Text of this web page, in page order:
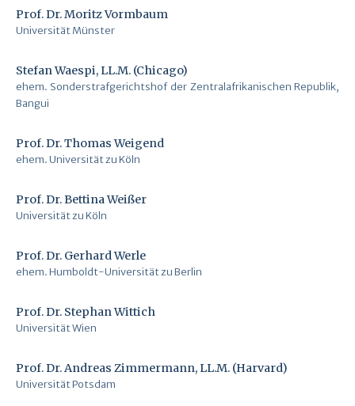
Prof. Dr. Moritz Vormbaum
Universität Münster
Stefan Waespi, LL.M. (Chicago)
ehem. Sonderstrafgerichtshof der Zentralafrikanischen Republik,
Bangui
Prof. Dr. Thomas Weigend
ehem. Universität zu Köln
Prof. Dr. Bettina Weißer
Universität zu Köln
Prof. Dr. Gerhard Werle
ehem. Humboldt-Universität zu Berlin
Prof. Dr. Stephan Wittich
Universität Wien
Prof. Dr. Andreas Zimmermann, LL.M. (Harvard)
Universität Potsdam